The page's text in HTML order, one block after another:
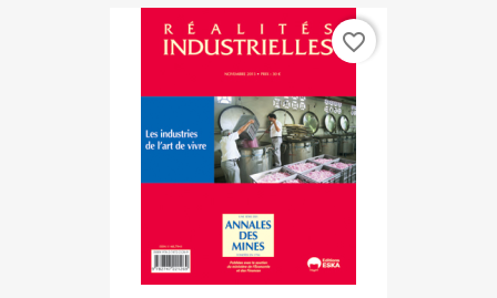
favorite_border